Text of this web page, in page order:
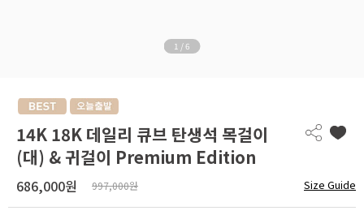
1 /6
14K 18K 데일리 큐브 탄생석 목걸이
(대) & 귀걸이 Premium Edition
686,000원 997,000원 Size Guide